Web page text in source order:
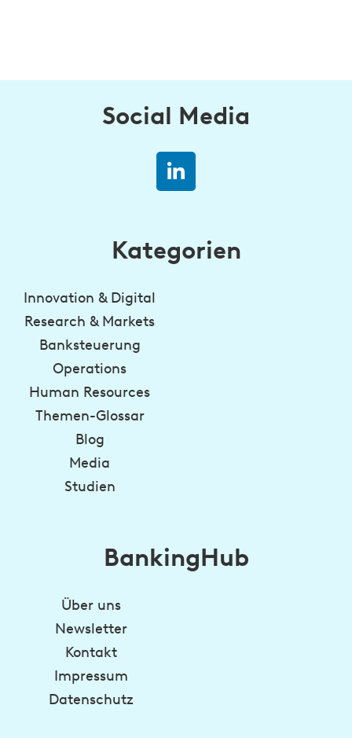
Social Media
Kategorien
Innovation & Digital
Research & Markets
Banksteuerung
Operations
Human Resources
Themen-Glossar
Blog
Media
Studien
BankingHub
Über uns
Newsletter
Kontakt
Impressum
Datenschutz